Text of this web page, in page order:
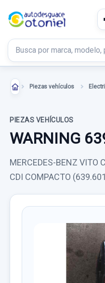
Buscar productos
Piezas vehículos
PIEZAS VEHÍCULOS
WARNING
MERCEDES-BENZ VITO
CDI COMPACTO